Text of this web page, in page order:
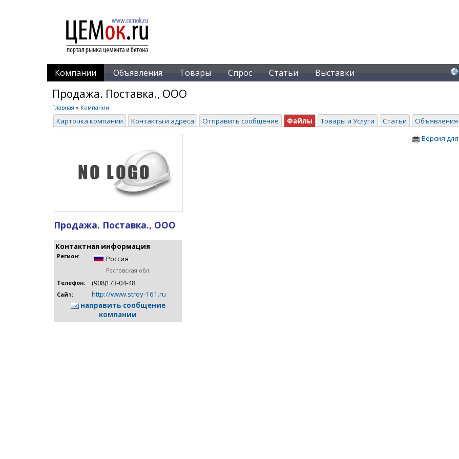
Компании Объявления Товары Спрос Статьи Выставки
Продажа. Поставка., ООО
Главная » Компании
Карточка компании Контакты и адреса Отправить сообщение Файлы Товары и Услуги Статьи Объявления
Продажа. Поставка., ООО
Контактная информация
Регион: Россия
Ростовская обл.
Телефон:
(908)173-04-48
Сайт:
http://www.stroy-161.ru
направить сообщение
компании
Версия